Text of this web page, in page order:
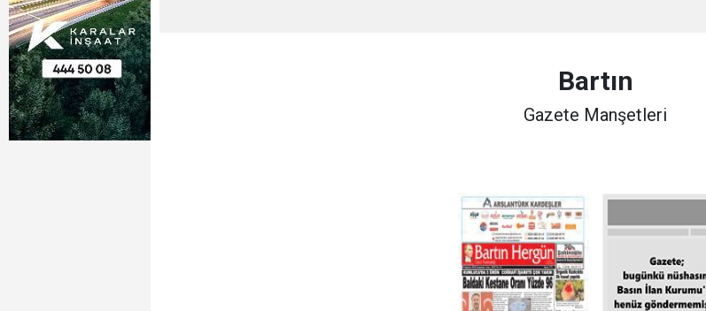
Bartın
Gazete Manşetleri